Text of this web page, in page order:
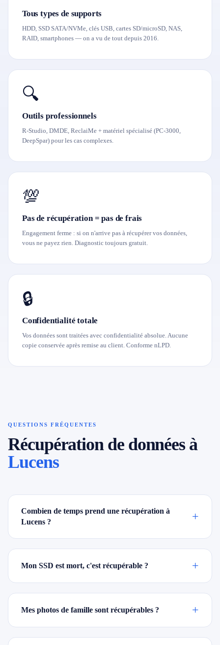
Tous types de supports
HDD, SSD SATA/NVMe, clés USB, cartes SD/microSD, NAS,
RAID, smartphones — on a vu de tout depuis 2016.
🔍
Outils professionnels
R-Studio, DMDE, ReclaiMe + matériel spécialisé (PC-3000,
DeepSpar) pour les cas complexes.
💯
Pas de récupération = pas de frais
Engagement ferme : si on n'arrive pas à récupérer vos données,
vous ne payez rien. Diagnostic toujours gratuit.
🔒
Confidentialité totale
Vos données sont traitées avec confidentialité absolue. Aucune
copie conservée après remise au client. Conforme nLPD.
QUESTIONS FRÉQUENTES
Récupération de données à
Lucens
Combien de temps prend une récupération à
Lucens ?
+
Mon SSD est mort, c'est récupérable ? +
Mes photos de famille sont récupérables ? +